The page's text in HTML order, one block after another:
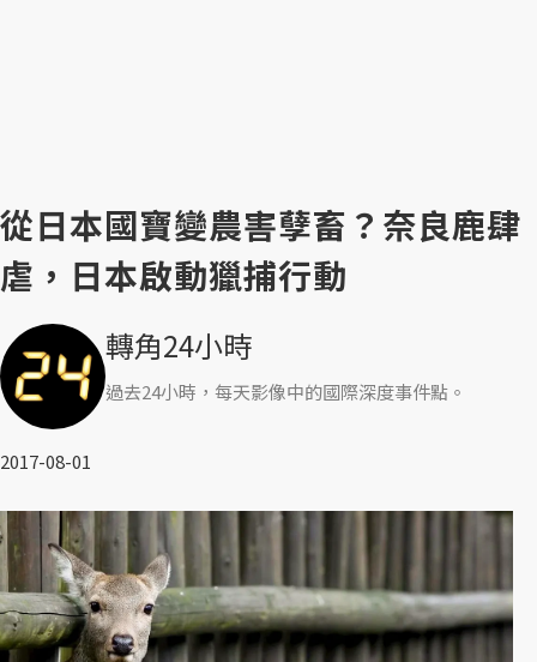
從日本國寶變農害孽畜？奈良鹿肆
虐，日本啟動獵捕行動
轉角24小時
過去24小時，每天影像中的國際深度事件點。
2017-08-01